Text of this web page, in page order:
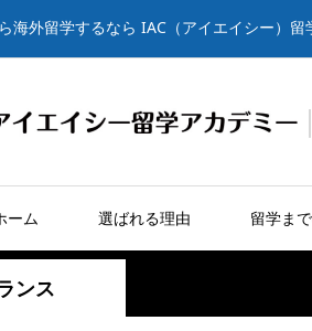
海外留学するなら IAC（アイエイシー）留
ーム 選ばれる理由 留学ま
ンス